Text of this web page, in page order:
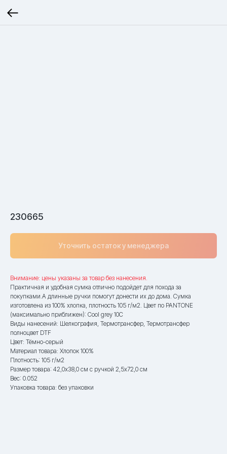
230665
Уточнить остаток у менеджера
Внимание: цены указаны за товар без нанесения.
Практичная и удобная сумка отлично подойдет для похода за
покупками.А длинные ручки помогут донести их до дома. Сумка
изготовлена из 100% хлопка, плотность 105 г/м2. Цвет по PANTONE
(максимально приближен): Cool grey 10C
Виды нанесений: Шелкография, Термотрансфер, Термотрансфер
полноцвет DTF
Цвет: Тёмно-серый
Материал товара: Хлопок 100%
Плотность: 105 г/м2
Размер товара: 42,0x38,0 см с ручкой 2,5x72,0 см
Вес: 0.052
Упаковка товара: без упаковки